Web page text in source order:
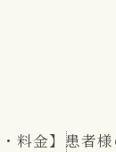
料金】 患者